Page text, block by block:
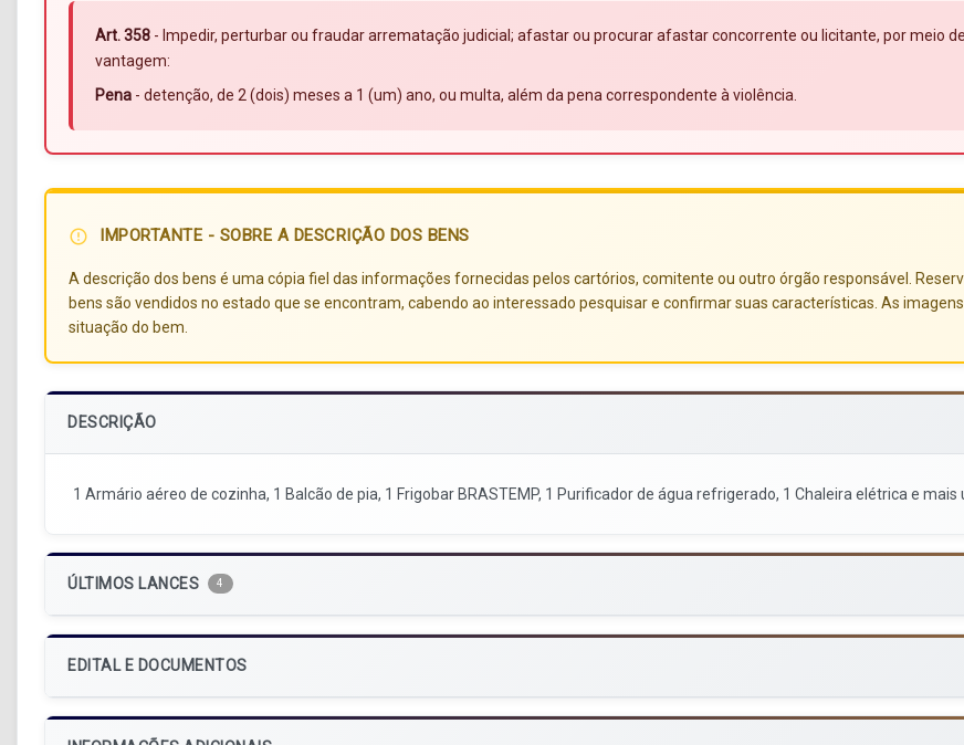
Art. 358 - Impedir, perturbar ou fraudar arrematação judicial; afastar ou procurar afastar concorrente ou licitante, por meio
vantagem:
Pena - detenção, de 2 (dois) meses a 1 (um) ano, ou multa, além da pena correspondente à violência.
error_outline IMPORTANTE - SOBRE A DESCRIÇÃO DOS BENS
A descrição dos bens é uma cópia fiel das informações fornecidas pelos cartórios, comitente ou outro órgão responsável.
bens são vendidos no estado que se encontram, cabendo ao interessado pesquisar e confirmar suas características. As
situação do bem.
DESCRIÇÃO
1 Armário aéreo de cozinha, 1 Balcão de pia, 1 Frigobar BRASTEMP, 1 Purificador de água refrigerado, 1 Chaleira elétrica e
ÚLTIMOS LANCES 4
EDITAL E DOCUMENTOS